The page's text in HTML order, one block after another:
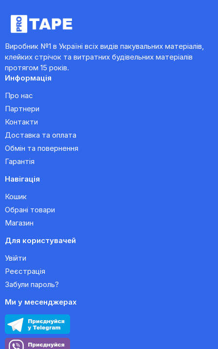
Виробник №1 в Україні всіх видів пакувальних матеріалів,
клейких стрічок та витратних будівельних матеріалів
протягом 15 років.
Информація
Про нас
Партнери
Контакти
Доставка та оплата
Обмін та повернення
Гарантія
Навігація
Кошик
Обрані товари
Магазин
Для користувачей
Увійти
Реєстрація
Забули пароль?
Ми у месенджерах